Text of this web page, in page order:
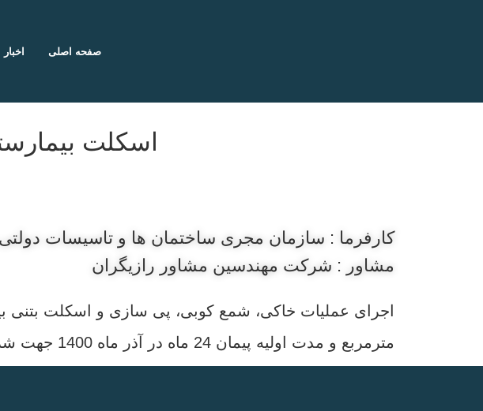
صفحه اصلی اخبار
اسکلت بیمارستان 220
کارفرما : سازمان مجری ساختمان ها و تاسیسات
مشاور : شرکت مهندسین مشاور رازیگران
مترمربع و مدت اولیه پیمان 24 ماه در آذر ماه 1400 جهت شروع عملیات اجرایی ابلاغ شده است.